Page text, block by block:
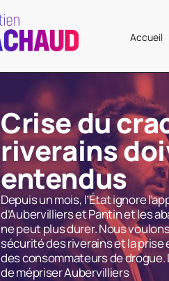
Accueil
Crise du
riverains
entendus
Depuis un mois, l’État ignore
d’Aubervilliers et Pantin et les
ne peut plus durer. Nous
sécurité des riverains et la
des consommateurs de
de mépriser Aubervilliers